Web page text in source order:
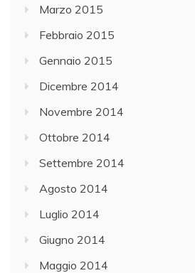
Marzo 2015
Febbraio 2015
Gennaio 2015
Dicembre 2014
Novembre 2014
Ottobre 2014
Settembre 2014
Agosto 2014
Luglio 2014
Giugno 2014
Maggio 2014